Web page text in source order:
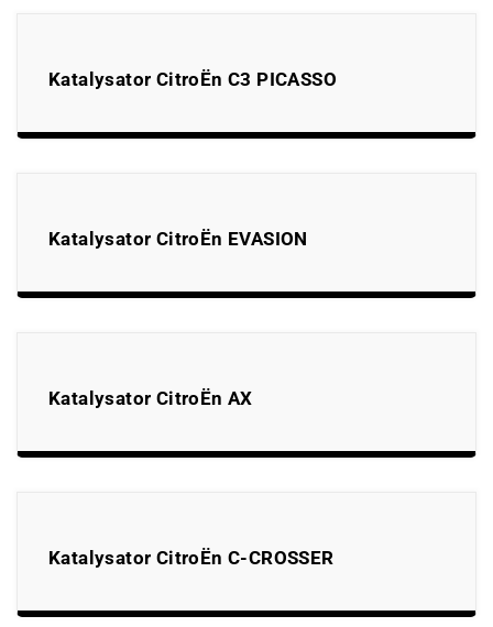
Katalysator CitroËn C3 PICASSO
Katalysator CitroËn EVASION
Katalysator CitroËn AX
Katalysator CitroËn C-CROSSER